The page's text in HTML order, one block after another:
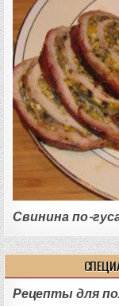
Свинина по-
Рецепты для